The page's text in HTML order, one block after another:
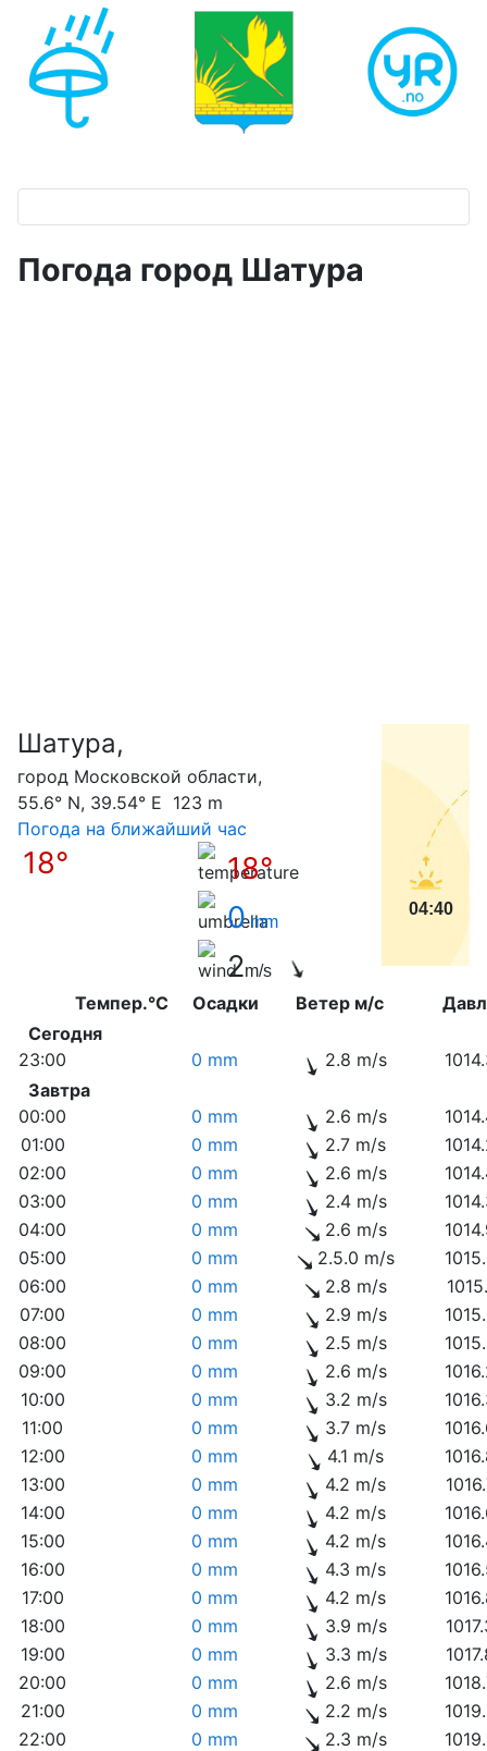
Погода город Шатура
Шатура,
город Московской области,
55.6° N, 39.54° E 123 m
Погода на ближайший час
18°
18°
0mm
2m/s
04:40
Темпер.°C Осадки Ветер м/с
Сегодня
23:00
0 mm 2.8 m/s
Завтра
00:00
0 mm 2.6 m/s
01:00
0 mm 2.7 m/s
02:00
0 mm 2.6 m/s
03:00
0 mm 2.4 m/s
04:00
0 mm 2.6 m/s
05:00
0 mm 2.5.0 m/s
06:00
0 mm 2.8 m/s
07:00
0 mm 2.9 m/s
08:00
0 mm 2.5 m/s
09:00
0 mm 2.6 m/s
10:00
0 mm 3.2 m/s
11:00
0 mm 3.7 m/s
12:00
0 mm 4.1 m/s
13:00
0 mm 4.2 m/s
14:00
0 mm 4.2 m/s
15:00
0 mm 4.2 m/s
16:00
0 mm 4.3 m/s
17:00
0 mm 4.2 m/s
18:00
0 mm 3.9 m/s
19:00
0 mm 3.3 m/s
20:00
0 mm 2.6 m/s
21:00
0 mm 2.2 m/s
22:00
0 mm 2.3 m/s